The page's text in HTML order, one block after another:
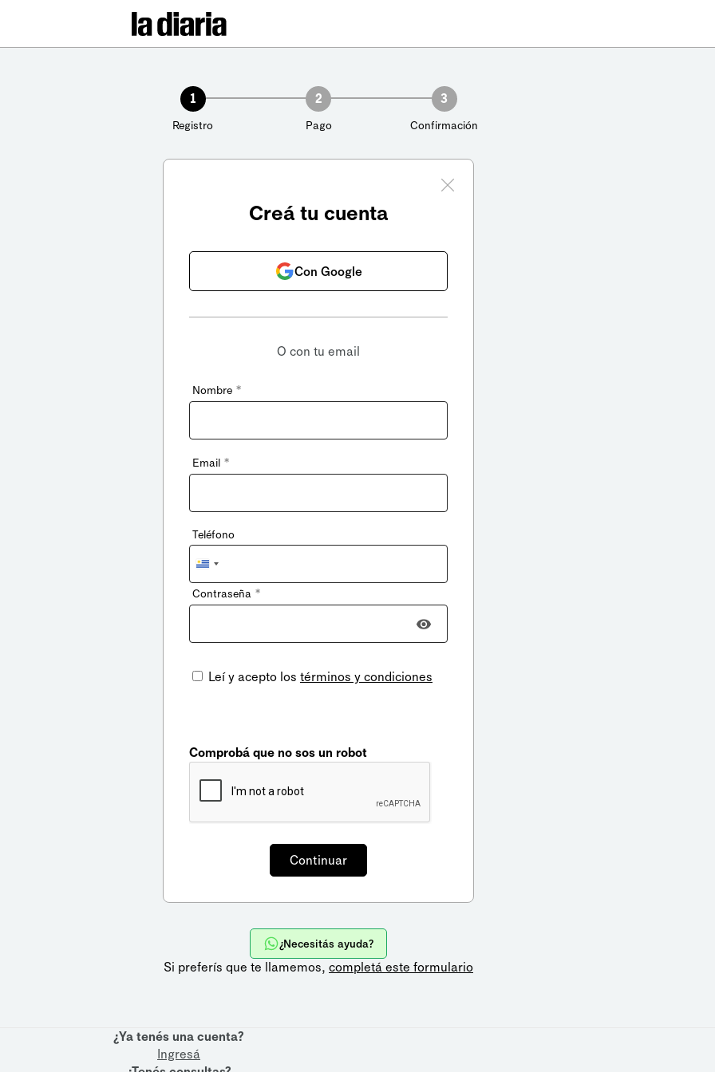
1
Registro
2
Pago
3
Confirmación
Creá tu cuenta
Con Google
O con tu email
Nombre *
Email *
Teléfono
Uruguay
+598
Contraseña *
Leí y acepto los términos y condiciones
Comprobá que no sos un robot
¿Necesitás ayuda?
Si preferís que te llamemos, completá este formulario
¿Ya tenés una cuenta?
Ingresá